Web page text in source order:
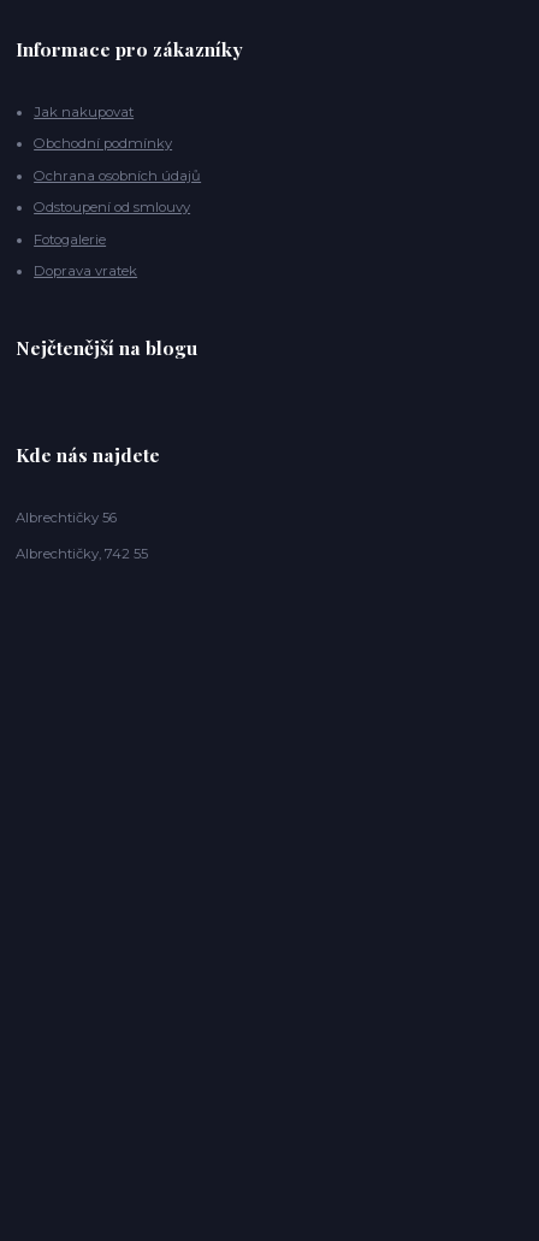
Informace pro zákazníky
Jak nakupovat
Obchodní podmínky
Ochrana osobních údajů
Odstoupení od smlouvy
Fotogalerie
Doprava vratek
Nejčtenější na blogu
Kde nás najdete
Albrechtičky 56
Albrechtičky, 742 55